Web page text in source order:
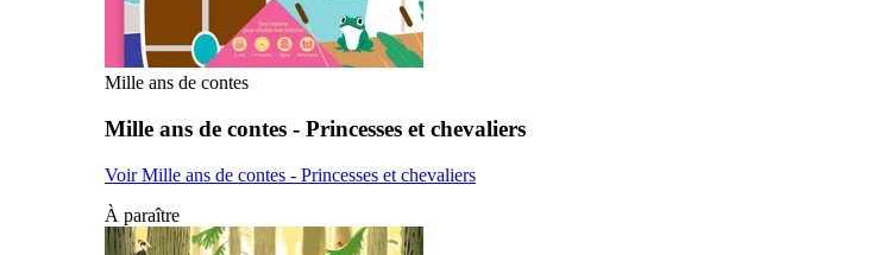
Mille ans de contes
Mille ans de contes - Princesses et chevaliers
Voir Mille ans de contes - Princesses et chevaliers
À paraître